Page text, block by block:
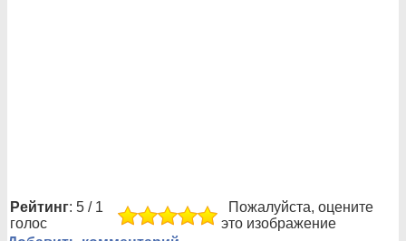
Рейтинг: 5 / 1
голос
Пожалуйста, оцените
это изображение